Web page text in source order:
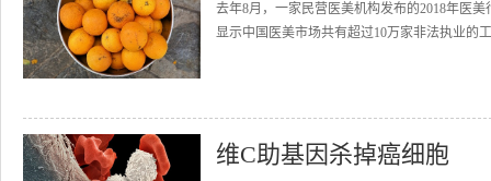
去年8月，一家民营医美机构发布的2018年医
显示中国医美市场共有超过10万家非法执业的
维C助基因杀掉癌细胞